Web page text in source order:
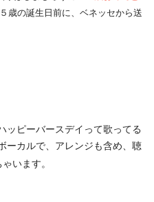
歳の誕生日前に、ベネッセから送
ッピーバースデイって歌ってる
ーカルで、アレンジも含め、聴
います。